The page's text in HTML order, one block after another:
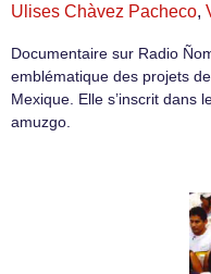
Ulises Chàvez Pacheco,
Documentaire sur Radio
emblématique des projets
Mexique. Elle s’inscrit dans
amuzgo.